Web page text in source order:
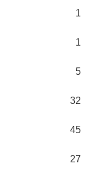
1
1
5
32
45
27